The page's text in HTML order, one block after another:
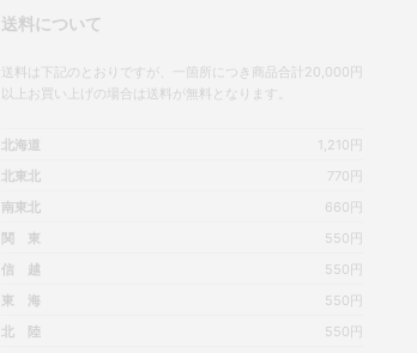
送料について
送料は下記のとおりですが、一箇所につき商品合計20,000円
以上お買い上げの場合は送料が無料となります。
北海道
1,210円
北東北
770円
南東北
660円
関 東
550円
信 越
550円
東 海
550円
北 陸
550円